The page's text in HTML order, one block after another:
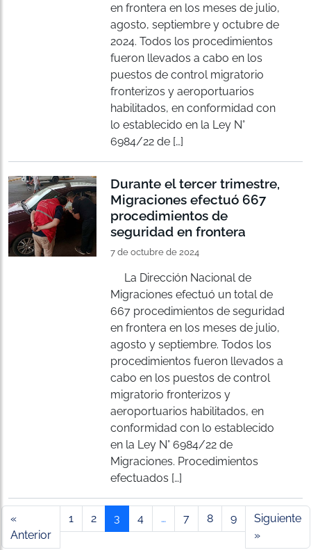
en frontera en los meses de julio,
agosto, septiembre y octubre de
2024. Todos los procedimientos
fueron llevados a cabo en los
puestos de control migratorio
fronterizos y aeroportuarios
habilitados, en conformidad con
lo establecido en la Ley N°
6984/22 de […]
Durante el tercer trimestre,
Migraciones efectuó 667
procedimientos de
seguridad en frontera
7 de octubre de 2024
La Dirección Nacional de
Migraciones efectuó un total de
667 procedimientos de seguridad
en frontera en los meses de julio,
agosto y septiembre. Todos los
procedimientos fueron llevados a
cabo en los puestos de control
migratorio fronterizos y
aeroportuarios habilitados, en
conformidad con lo establecido
en la Ley N° 6984/22 de
Migraciones. Procedimientos
efectuados […]
«
Anterior
1 2 3 4 … 7 8 9
Siguiente
»